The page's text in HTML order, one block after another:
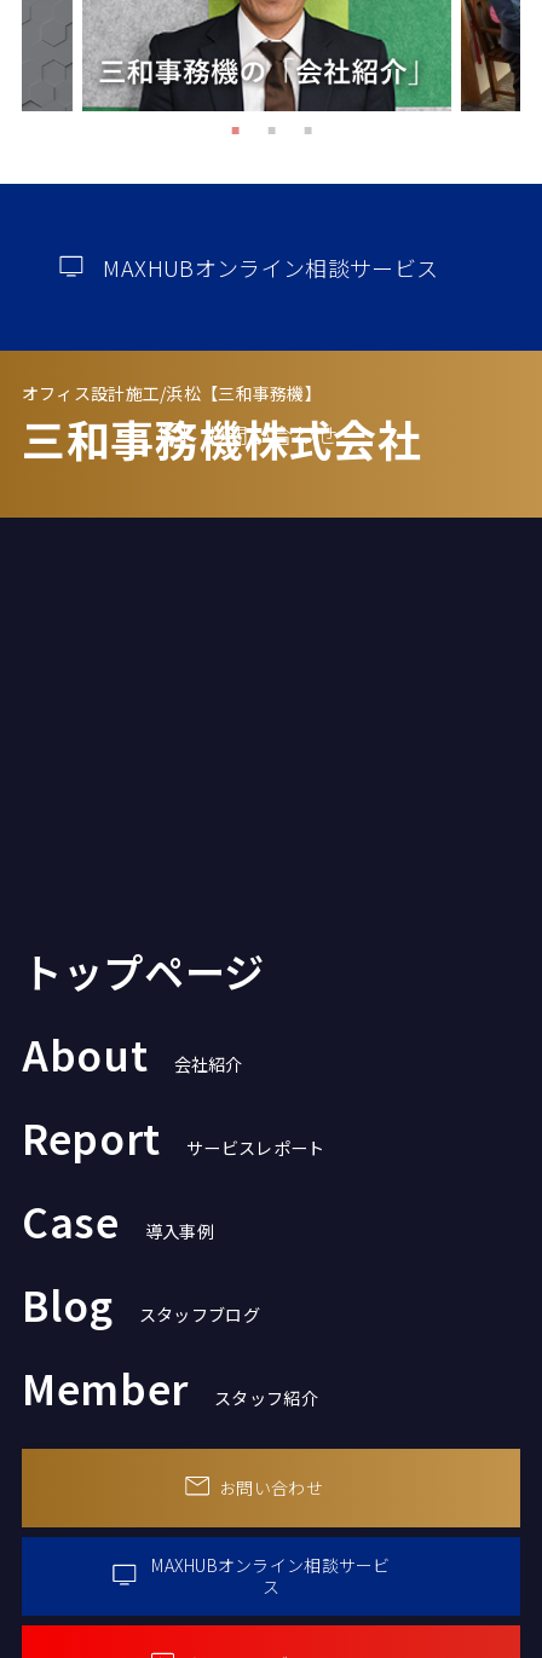
MAXHUBオンライン相談サービス
お問い合わせ
オフィス設計施工/浜松【三和事務機】
三和事務機株式会社
トップページ
About
会社紹介
Report サービスレポート
Case 導入事例
Blog スタッフブログ
Member スタッフ紹介
お問い合わせ
MAXHUBオンライン相談サービ
ス